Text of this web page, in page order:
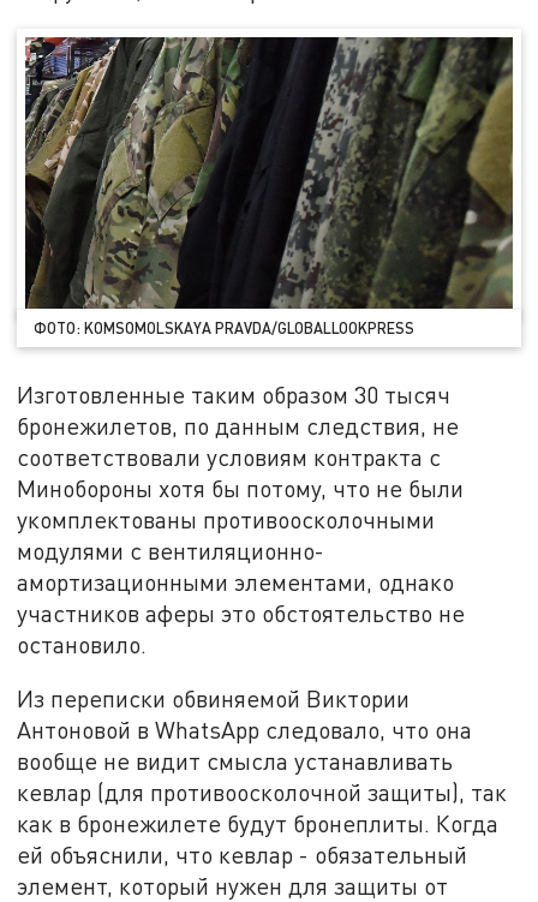
ФОТО: KOMSOMOLSKAYA PRAVDA/GLOBALLOOKPRESS
Изготовленные таким образом 30 тысяч
бронежилетов, по данным следствия, не
соответствовали условиям контракта с
Минобороны хотя бы потому, что не были
укомплектованы противоосколочными
модулями с вентиляционно-
амортизационными элементами, однако
участников аферы это обстоятельство не
остановило.
Из переписки обвиняемой Виктории
Антоновой в WhatsApp следовало, что она
вообще не видит смысла устанавливать
кевлар (для противоосколочной защиты), так
как в бронежилете будут бронеплиты. Когда
ей объяснили, что кевлар - обязательный
элемент, который нужен для защиты от